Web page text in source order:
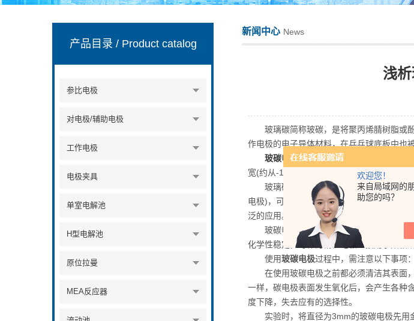
欢迎您！
来自局域网的
助您的吗？
产品目录 / Product catalog
参比电极
对电极/辅助电极
工作电极
电极夹具
单室电解池
H型电解池
原位拉曼
MEA反应器
新闻中心 News
浅
玻璃碳简称玻碳，是将聚丙烯腈树脂或
作电极的电子导体材料，在乒乓球底板中也
玻碳电极是玻璃碳电极的简称。玻璃碳
宽(约从-1～1V，相对于饱和甘汞电极)，可
玻璃碳电极的优点是导电性好，化学稳定
电极)，可制成圆柱、圆盘等电极形状，用
泛的应用。
玻碳电极是用途广泛的工作电极之一，它
化学性稳定，可作为惰性电极直接用于阳极
使用玻碳电极过程中，需注意以下事项：
在使用玻碳电极之前都必须清洁其表面，
一样，碳电极表面发生氧化后，会产生各种
度下降，失去应有的选择性。
实验时，将直径为3mm的玻碳电极先用